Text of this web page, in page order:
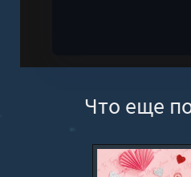
Что еще